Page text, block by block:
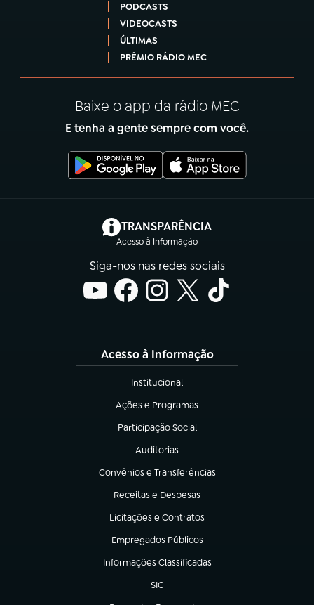
PODCASTS
VIDEOCASTS
ÚLTIMAS
PRÊMIO RÁDIO MEC
Baixe o app da rádio MEC
E tenha a gente sempre com você.
TRANSPARÊNCIA
Acesso à Informação
(abre em nova aba)
Siga-nos nas redes sociais
Acesso à Informação
Institucional
(abre em nova aba)
Ações e Programas
(abre em nova aba)
Participação Social
(abre em nova aba)
Auditorias
(abre em nova aba)
Convênios e Transferências
(abre em nova aba)
Receitas e Despesas
(abre em nova aba)
Licitações e Contratos
(abre em nova aba)
Empregados Públicos
(abre em nova aba)
Informações Classificadas
(abre em nova aba)
SIC
(abre em nova aba)